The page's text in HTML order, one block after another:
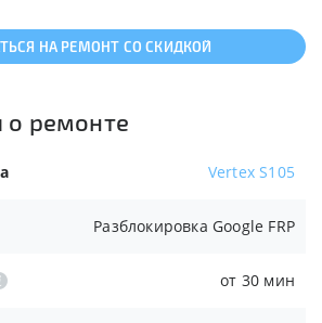
НА РЕМОНТ СО СКИДКОЙ
ремонте
Vertex S105
Разблокировка Google FRP
от 30 мин